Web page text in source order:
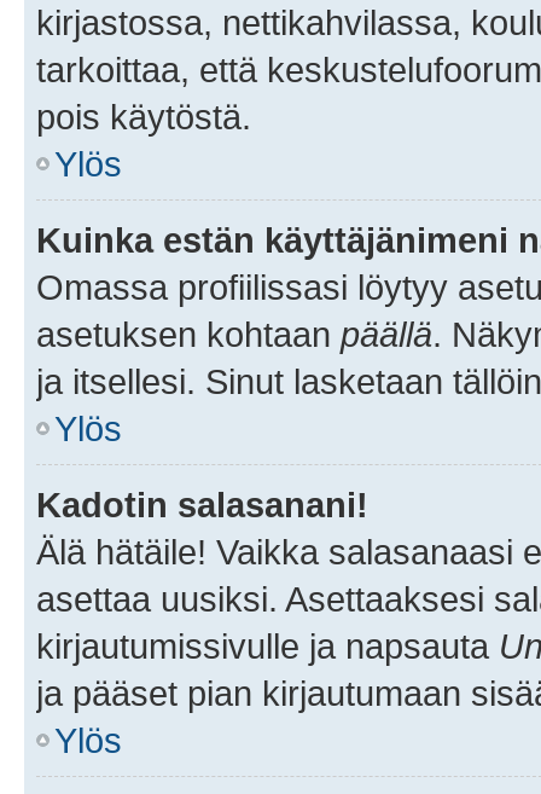
kirjastossa, nettikahvilassa,
tarkoittaa, että
pois käytöstä.
Ylös
Kuinka estän käyttäjänimeni
Omassa profiilissasi löytyy
asetuksen kohtaan päällä.
ja itsellesi. Sinut lasketaan
Ylös
Kadotin salasanani!
Älä hätäile! Vaikka salasanaasi
asettaa uusiksi. Asettaaksesi
kirjautumissivulle ja napsauta
ja pääset pian kirjautumaan
Ylös